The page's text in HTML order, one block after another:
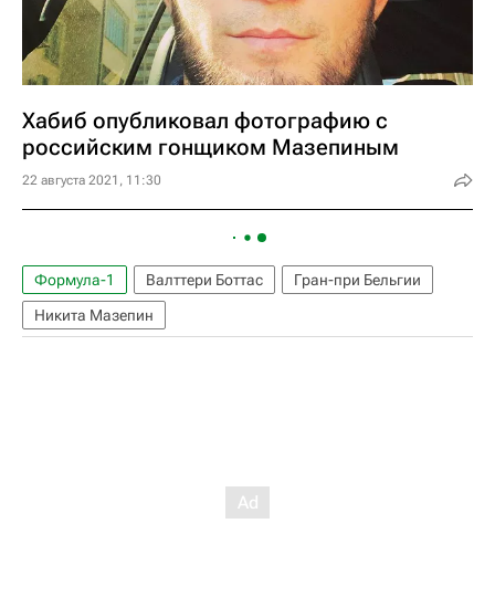
Хабиб опубликовал фотографию с
российским гонщиком Мазепиным
22 августа 2021, 11:30
Формула-1 Валттери Боттас
Гран-при Бельгии
Никита Мазепин